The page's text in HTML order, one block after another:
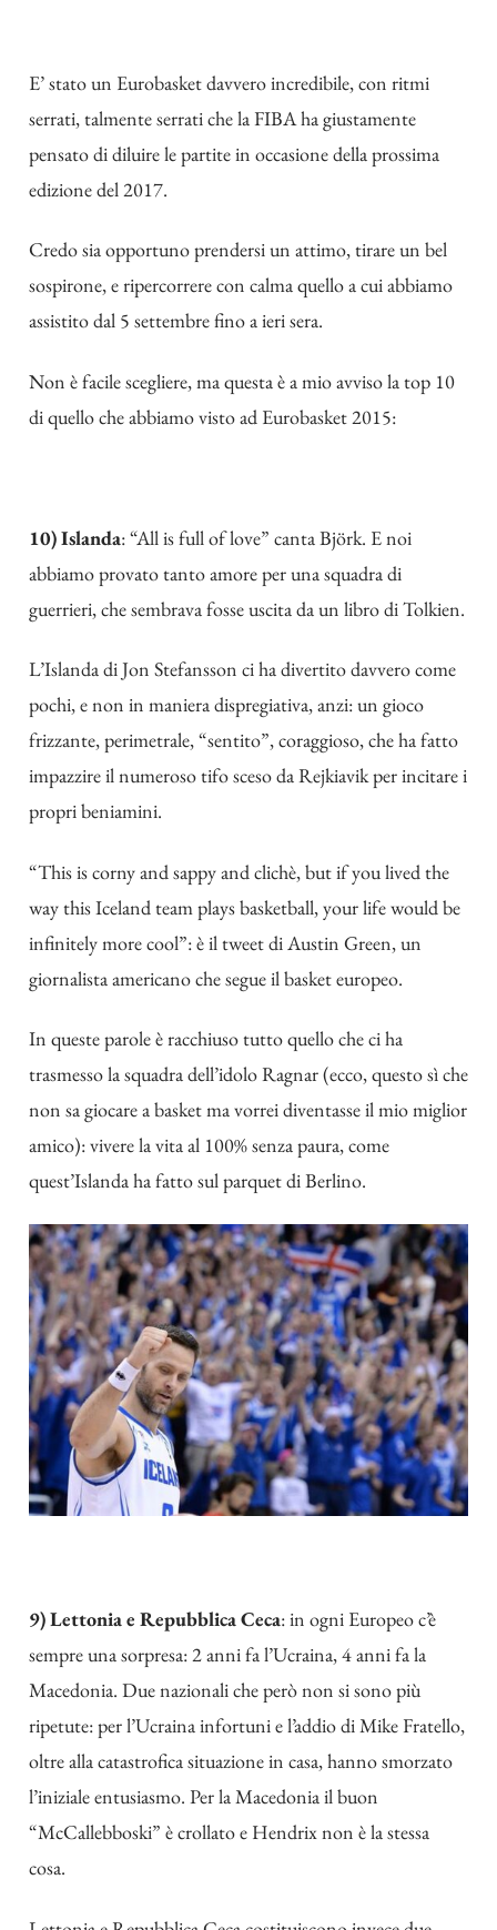
E’ stato un Eurobasket davvero incredibile, con ritmi
serrati, talmente serrati che la FIBA ha giustamente
pensato di diluire le partite in occasione della prossima
edizione del 2017.
Credo sia opportuno prendersi un attimo, tirare un bel
sospirone, e ripercorrere con calma quello a cui abbiamo
assistito dal 5 settembre fino a ieri sera.
Non è facile scegliere, ma questa è a mio avviso la top 10
di quello che abbiamo visto ad Eurobasket 2015:
10) Islanda: “All is full of love” canta Björk. E noi
abbiamo provato tanto amore per una squadra di
guerrieri, che sembrava fosse uscita da un libro di Tolkien.
L’Islanda di Jon Stefansson ci ha divertito davvero come
pochi, e non in maniera dispregiativa, anzi: un gioco
frizzante, perimetrale, “sentito”, coraggioso, che ha fatto
impazzire il numeroso tifo sceso da Rejkiavik per incitare i
propri beniamini.
“This is corny and sappy and clichè, but if you lived the
way this Iceland team plays basketball, your life would be
infinitely more cool”: è il tweet di Austin Green, un
giornalista americano che segue il basket europeo.
In queste parole è racchiuso tutto quello che ci ha
trasmesso la squadra dell’idolo Ragnar (ecco, questo sì che
non sa giocare a basket ma vorrei diventasse il mio miglior
amico): vivere la vita al 100% senza paura, come
quest’Islanda ha fatto sul parquet di Berlino.
9) Lettonia e Repubblica Ceca: in ogni Europeo c’è
sempre una sorpresa: 2 anni fa l’Ucraina, 4 anni fa la
Macedonia. Due nazionali che però non si sono più
ripetute: per l’Ucraina infortuni e l’addio di Mike Fratello,
oltre alla catastrofica situazione in casa, hanno smorzato
l’iniziale entusiasmo. Per la Macedonia il buon
“McCallebboski” è crollato e Hendrix non è la stessa
cosa.